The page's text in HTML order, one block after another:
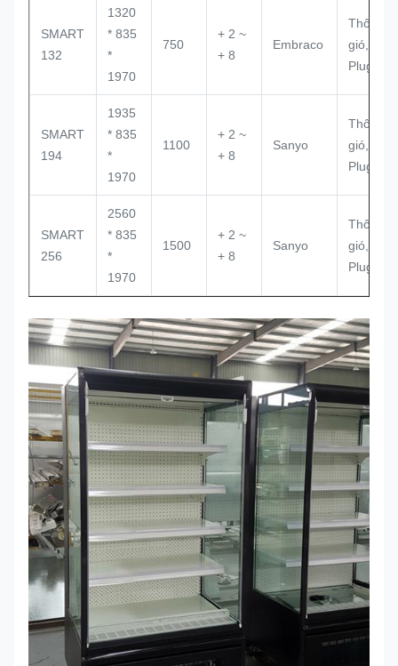
SMART
132
1320
* 835
*
1970
750
+ 2 ~
+ 8
Embraco
Thông
gió,
Plug-in
SMART
194
1935
* 835
*
1970
1100
+ 2 ~
+ 8
Sanyo
Thông
gió,
Plug-in
SMART
256
2560
* 835
*
1970
1500
+ 2 ~
+ 8
Sanyo
Thông
gió,
Plug-in